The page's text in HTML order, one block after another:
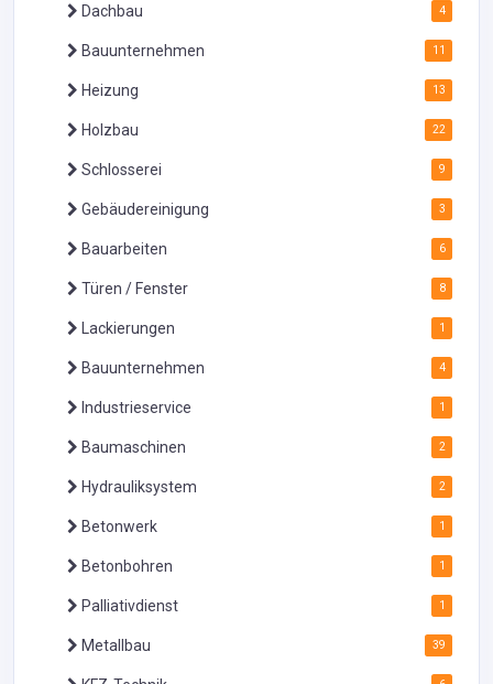
Dachbau 4
Bauunternehmen 11
Heizung 13
Holzbau 22
Schlosserei 9
Gebäudereinigung 3
Bauarbeiten 6
Türen / Fenster 8
Lackierungen 1
Bauunternehmen 4
Industrieservice 1
Baumaschinen 2
Hydrauliksystem 2
Betonwerk 1
Betonbohren 1
Palliativdienst 1
Metallbau 39